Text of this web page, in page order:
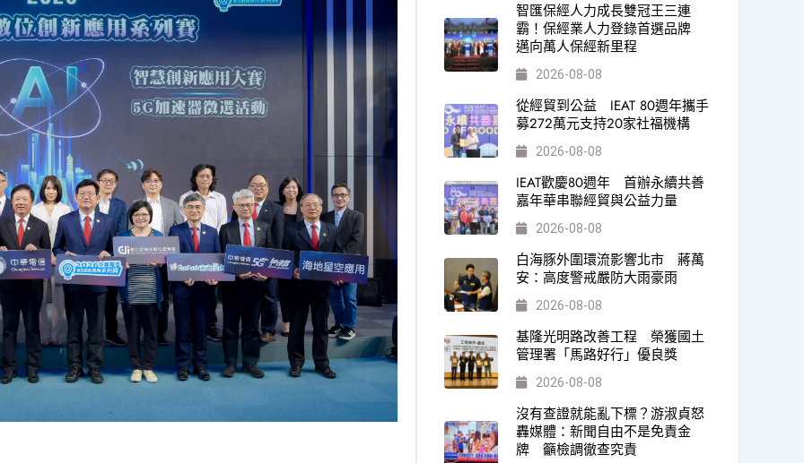
智匯保經人力成長雙冠王三連
霸！保經業人力登錄首選品牌
邁向萬人保經新里程
2026-08-08
從經貿到公益 IEAT 80週年攜手
募272萬元支持20家社福機構
2026-08-08
IEAT歡慶80週年 首辦永續共善
嘉年華串聯經貿與公益力量
2026-08-08
白海豚外圍環流影響北市 蔣萬
安：高度警戒嚴防大雨豪雨
2026-08-08
基隆光明路改善工程 榮獲國土
管理署「馬路好行」優良獎
2026-08-08
沒有查證就能亂下標？游淑貞怒
轟媒體：新聞自由不是免責金
牌 籲檢調徹查究責